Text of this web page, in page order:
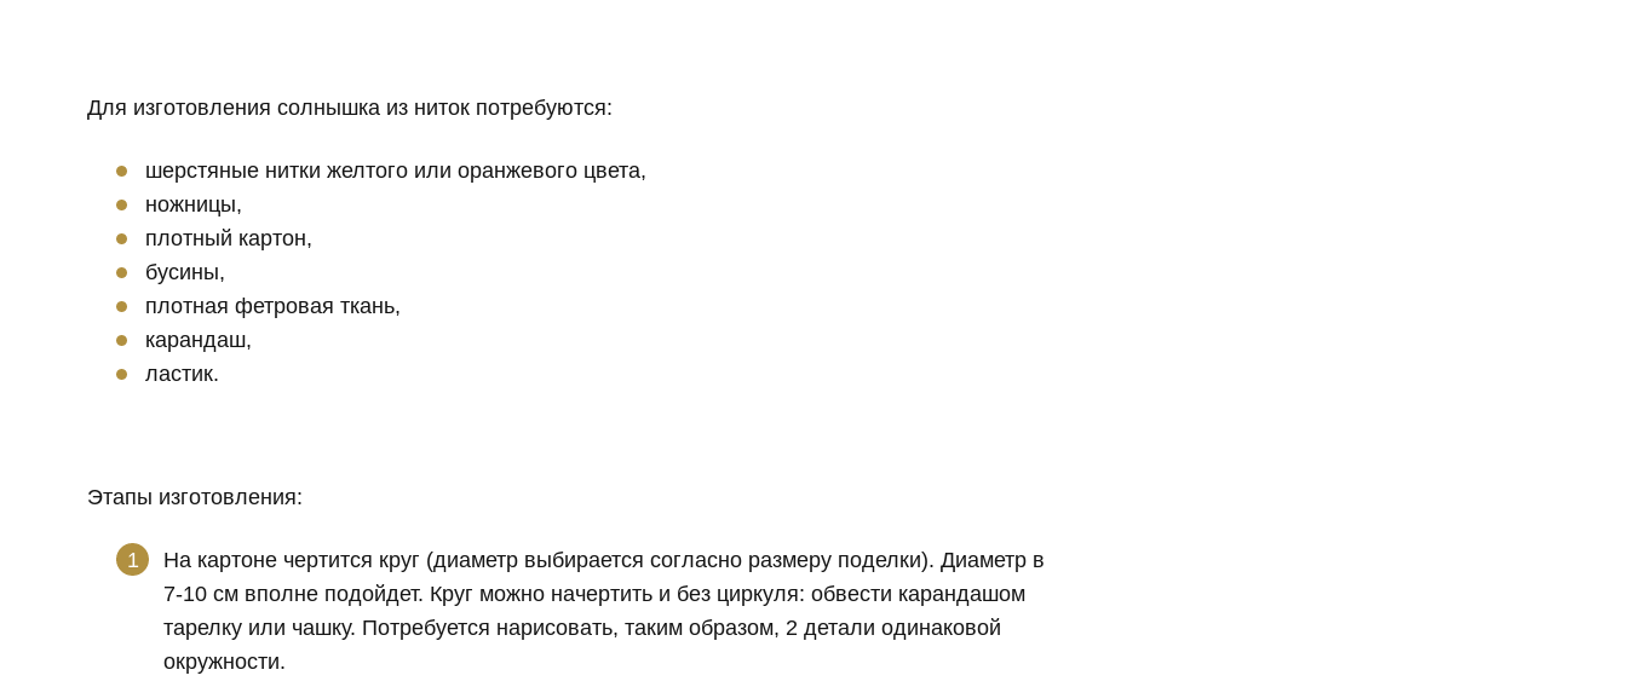
Для изготовления солнышка из ниток потребуются:
шерстяные нитки желтого или оранжевого цвета,
ножницы,
плотный картон,
бусины,
плотная фетровая ткань,
карандаш,
ластик.
Этапы изготовления:
На картоне чертится круг (диаметр выбирается согласно размеру поделки). Диаметр в
7-10 см вполне подойдет. Круг можно начертить и без циркуля: обвести карандашом
тарелку или чашку. Потребуется нарисовать, таким образом, 2 детали одинаковой
окружности.